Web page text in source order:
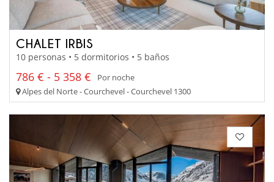
CHALET IRBIS
10 personas • 5 dormitorios • 5 baños
786 € - 5 358 €
Por noche
Alpes del Norte - Courchevel - Courchevel 1300